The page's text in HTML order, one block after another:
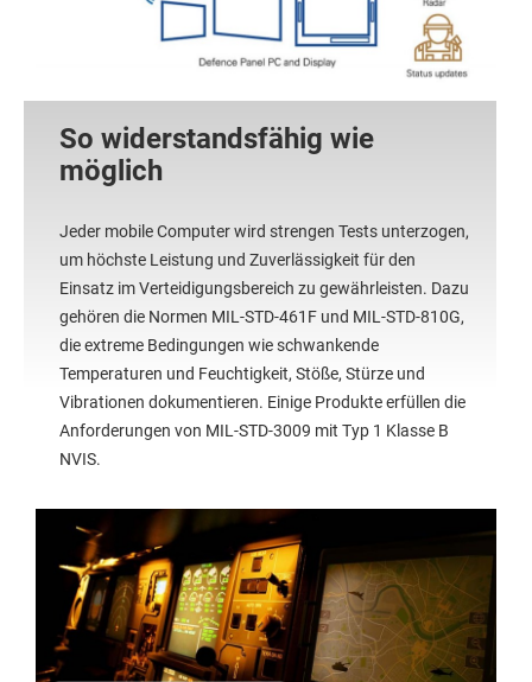
So widerstandsfähig wie
möglich
Jeder mobile Computer wird strengen Tests unterzogen,
um höchste Leistung und Zuverlässigkeit für den
Einsatz im Verteidigungsbereich zu gewährleisten. Dazu
gehören die Normen MIL-STD-461F und MIL-STD-810G,
die extreme Bedingungen wie schwankende
Temperaturen und Feuchtigkeit, Stöße, Stürze und
Vibrationen dokumentieren. Einige Produkte erfüllen die
Anforderungen von MIL-STD-3009 mit Typ 1 Klasse B
NVIS.